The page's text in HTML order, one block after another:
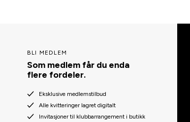
BLI MEDLEM
Som medlem får du enda
flere fordeler.
Eksklusive medlemstilbud
Alle kvitteringer lagret digitalt
Invitasjoner til klubbarrangement i butikk